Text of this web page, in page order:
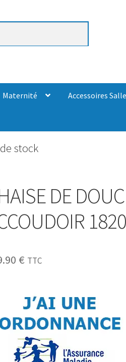
Maternité Accessoires
stock
DE
€ TTC